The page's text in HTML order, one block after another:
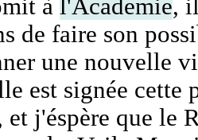
à l'Academie,
de faire son
une nouvelle
est signée cette
et j'éspère que le